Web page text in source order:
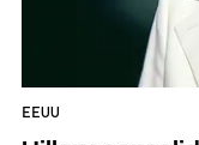
EEUU